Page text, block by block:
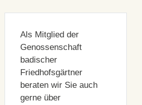
Als Mitglied der
Genossenschaft
badischer
Friedhofsgärtner
beraten wir Sie auch
gerne über